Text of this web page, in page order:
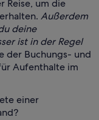
Reise, um die
Außerdem
deine
ist in der Regel
der Buchungs- und
Aufenthalte im
einer